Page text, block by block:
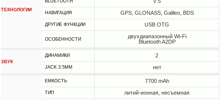
ТЕХНОЛОГИИ
BLUETOOTH
НАВИГАЦИЯ GPS, GLONASS, Galileo, BDS
ДРУГИЕ ФУНКЦИИ USB OTG
ОСОБЕННОСТИ
двухдиапазонный Wi-Fi
Bluetooth A2DP
ЗВУК
ДИНАМИКИ 2
JACK 3.5MM нет
ЕМКОСТЬ 7700 mAh
ТИП литий-ионная, несъемная